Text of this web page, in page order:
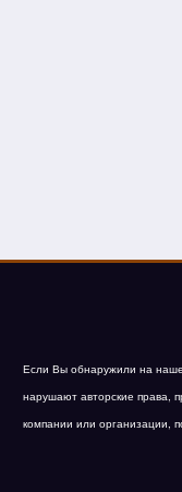
Если Вы обнаружили на
нарушают авторские
компании или организации,